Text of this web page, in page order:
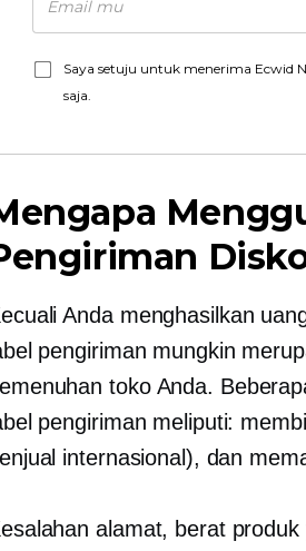
Saya setuju untuk menerima Ecwid
saja.
Anda menghasilkan
pengiriman mungkin
toko Anda.
pengiriman meliputi:
internasional), dan
alamat, berat